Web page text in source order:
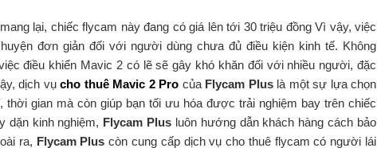
lại, chiếc flycam này đang có giá lên tới 30 triệu đồng Vì vậy, việc
đơn giản đối với người dùng chưa đủ điều kiện kinh tế. Không
điều khiển Mavic 2 có lẽ sẽ gây khó khăn đối với nhiều người, đặc
dịch vụ cho thuê Mavic 2 Pro của Flycam Pluslà một sự lựa chọn
gian mà còn giúp bạn tối ưu hóa được trải nghiệm bay trên chiếc
dặn kinh nghiệm, Flycam Plus luôn hướng dẫn khách hàng cách bảo
ra, Flycam Plus còn cung cấp dịch vụ cho thuê flycam có người lái